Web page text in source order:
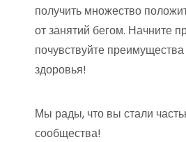
получить множество
от занятий бегом. Начните
почувствуйте
здоровья!
Мы рады, что вы стали
сообщества!